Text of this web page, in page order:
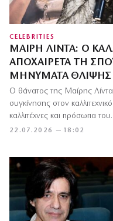
CELEBRITIES
ΜΑΊΡΗ ΛΊΝΤΑ: Ο
ΑΠΟΧΑΙΡΕΤΆ ΤΗ
ΜΗΝΎΜΑΤΑ ΘΛΊΨΗΣ
22.07.2026 — 18:02
Ο θάνατος της Μαίρης
συγκίνησης στον
καλλιτέχνες και πρόσωπα